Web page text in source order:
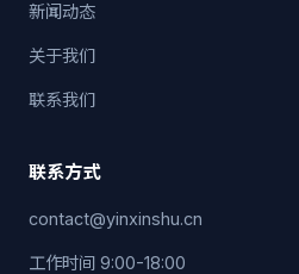
新闻动态
关于我们
联系我们
联系方式
contact@yinxinshu.cn
工作时间 9:00-18:00